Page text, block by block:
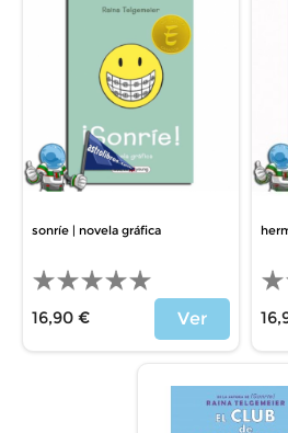
sonríe | novela gráfica
16,90 €
Ver